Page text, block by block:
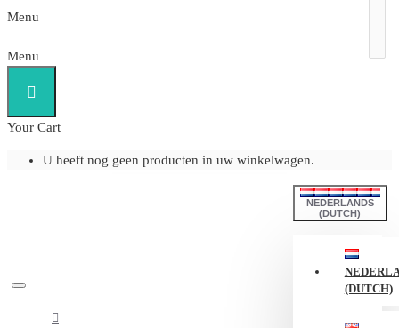
Menu
Menu
Your Cart
U heeft nog geen producten in uw winkelwagen.
NEDERLANDS
(DUTCH)
(DUTCH)